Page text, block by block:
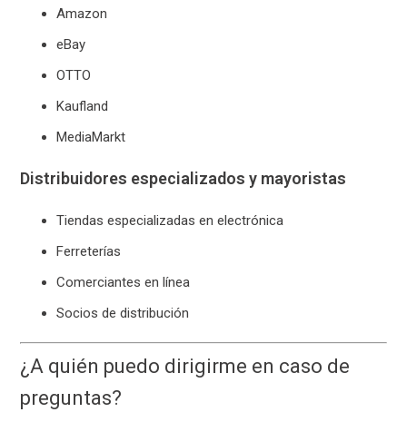
Amazon
eBay
OTTO
Kaufland
MediaMarkt
Distribuidores especializados y mayoristas
Tiendas especializadas en electrónica
Ferreterías
Comerciantes en línea
Socios de distribución
¿A quién puedo dirigirme en caso de
preguntas?